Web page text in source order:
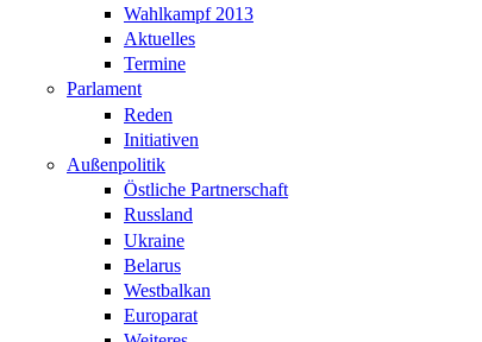
Wahlkampf 2013
Aktuelles
Termine
Parlament
Reden
Initiativen
Außenpolitik
Östliche Partnerschaft
Russland
Ukraine
Belarus
Westbalkan
Europarat